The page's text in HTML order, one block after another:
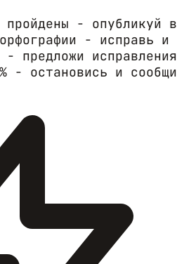
- опубликуй в
- исправь и
- предложи
- остановись и сообщи